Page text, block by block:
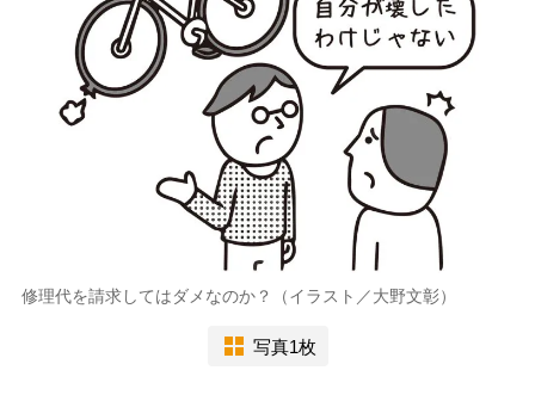
修理代を請求してはダメなのか？（イラスト／大野文彰）
写真1枚